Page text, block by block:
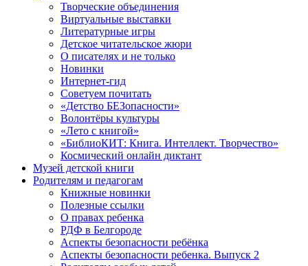
Творческие объединения
Виртуальные выставки
Литературные игры
Детское читательское жюри
О писателях и не только
Новинки
Интернет-гид
Советуем почитать
«Детство БЕЗопасности»
Волонтёры культуры
«Лето с книгой»
«БиблиоКИТ: Книга. Интеллект. Творчество»
Космический онлайн диктант
Музей детской книги
Родителям и педагогам
Книжные новинки
Полезные ссылки
О правах ребенка
РДФ в Белгороде
Аспекты безопасности ребёнка
Аспекты безопасности ребенка. Выпуск 2